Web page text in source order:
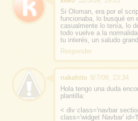
Si Oloman, era por el
funcionaba, lo busqué en
casualmente lo tenía, lo
todo vuelve a la
tu interés, un saludo
Responder
nakahito 8/7/09, 23:34
Hola tengo una duda
plantilla:
< div class='navbar
class='widget Navbar'